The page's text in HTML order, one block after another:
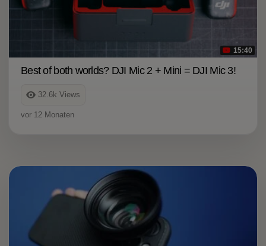
15:40
32.6k Views
Best of both worlds? DJI Mic 2 + Mini = DJI Mic 3!
vor 12 Monaten